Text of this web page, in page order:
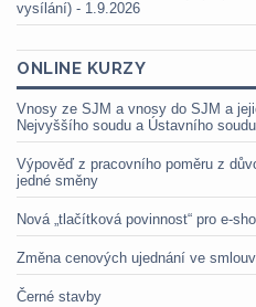
vysílání) - 1.9.2026
ONLINE KURZY
Vnosy ze SJM a vnosy do SJM a
Nejvyššího soudu a Ústavního soudu
Výpověď z pracovního poměru z
jedné směny
Nová „tlačítková povinnost“ pro e-
Změna cenových ujednání ve
Černé stavby